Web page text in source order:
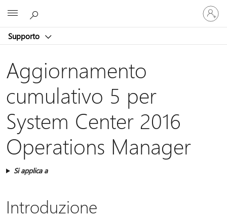
Supporto
Accedi
con
il
account
Aggiornamento
cumulativo 5 per
System Center 2016
Operations Manager
Si applica a
Introduzione